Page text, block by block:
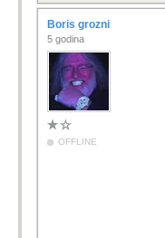
Boris grozni
5 godina
OFFLINE